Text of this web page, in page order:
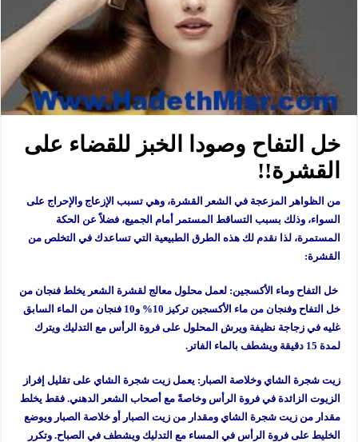
خل التفاح وصودا الخبز للقضاء على
القشرة!!
من الظواهر المزعجة في الشعر القشرة، وهي تسبب الإزعاج والإحراج على
السواء، وذلك بسبب التساقط المستمر أمام الجميع، فضلاً عن الحكة
المستمرة، لذا نقدم لك هذه الطرق الطبيعية التي تساعدك في التخلص من
القشرة:
خل التفاح وماء الأكسجين: لعمل محلول معالج لقشرة الشعر يخلط فنجان من
خل التفاح وفنجان من ماء الأكسجين تركيز 10% و10 فنجان من الماء السابق
غليه في زجاجة نظيفة ويرش المحلول على فروة الرأس مع التدليك ويترك
لمدة 15 دقيقة ويشطف بالماء الفاتر.
زيت شجرة الشاي وخلاصة الصبار: يعمل زيت شجرة الشاي على تقليل إفراز
الزيوت الزائدة في فروة الرأس وخاصةً مع أصحاب الشعر الدهني. فقط يخلط
مقدار من زيت شجرة الشاي ومقدار من زيت الصبار أو خلاصة الصبار ويوضع
الخليط على فروة الرأس في المساء مع التدليك ويشطف في الصباح. وتكرر